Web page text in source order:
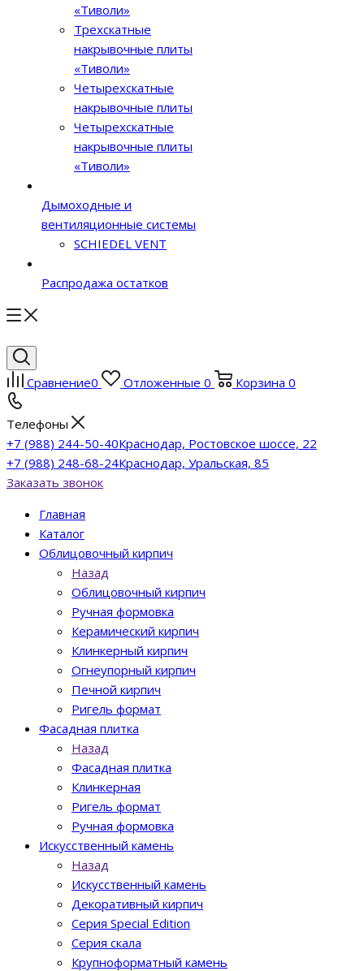
«Тиволи»
Трехскатные
накрывочные плиты
«Тиволи»
Четырехскатные
накрывочные плиты
Четырехскатные
накрывочные плиты
«Тиволи»
Дымоходные и
вентиляционные системы
SCHIEDEL VENT
Распродажа остатков
Сравнение0 Отложенные 0 Корзина 0
Телефоны
+7 (988) 244-50-40Краснодар, Ростовское шоссе, 22
+7 (988) 248-68-24Краснодар, Уральская, 85
Заказать звонок
Главная
Каталог
Облицовочный кирпич
Назад
Облицовочный кирпич
Ручная формовка
Керамический кирпич
Клинкерный кирпич
Огнеупорный кирпич
Печной кирпич
Ригель формат
Фасадная плитка
Назад
Фасадная плитка
Клинкерная
Ригель формат
Ручная формовка
Искусственный камень
Назад
Искусственный камень
Декоративный кирпич
Серия Special Edition
Серия скала
Крупноформатный камень